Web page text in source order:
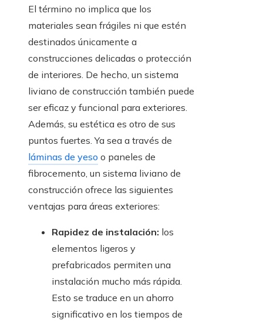
El término no implica que los
materiales sean frágiles ni que estén
destinados únicamente a
construcciones delicadas o protección
de interiores. De hecho, un sistema
liviano de construcción también puede
ser eficaz y funcional para exteriores.
Además, su estética es otro de sus
puntos fuertes. Ya sea a través de
láminas de yeso o paneles de
fibrocemento, un sistema liviano de
construcción ofrece las siguientes
ventajas para áreas exteriores:
Rapidez de instalación: los
elementos ligeros y
prefabricados permiten una
instalación mucho más rápida.
Esto se traduce en un ahorro
significativo en los tiempos de